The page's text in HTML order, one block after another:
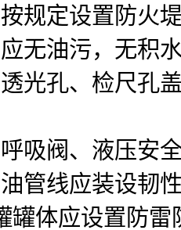
按规定设置防火
应无油污，无积
透光孔、检尺孔
呼吸阀、液压安
油管线应装设韧
罐体应设置防